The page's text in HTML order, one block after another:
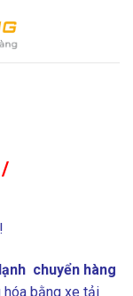
chuyển hàng
hóa bằng xe tải